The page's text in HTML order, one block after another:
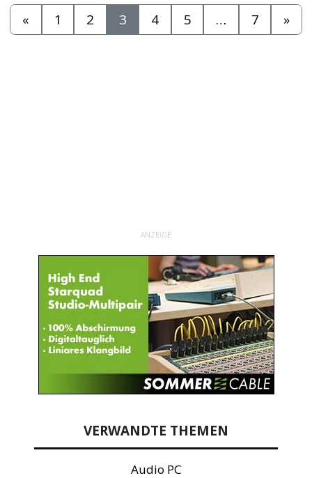
«
1 2 3 4 5 … 7 »
ANZEIGE
VERWANDTE THEMEN
Audio PC